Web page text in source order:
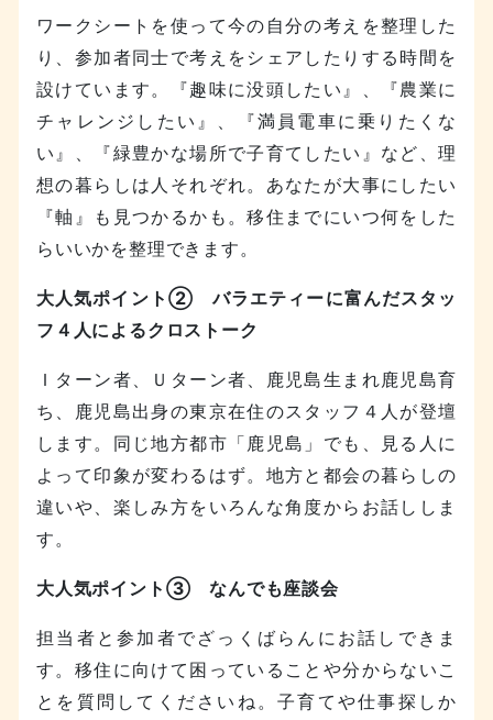
ワークシートを使って今の自分の考えを整理した
り、参加者同士で考えをシェアしたりする時間を
設けています。『趣味に没頭したい』、『農業に
チャレンジしたい』、『満員電車に乗りたくな
い』、『緑豊かな場所で子育てしたい』など、理
想の暮らしは人それぞれ。あなたが大事にしたい
『軸』も見つかるかも。移住までにいつ何をした
らいいかを整理できます。
大人気ポイント② バラエティーに富んだスタッ
フ４人によるクロストーク
Ｉターン者、Ｕターン者、鹿児島生まれ鹿児島育
ち、鹿児島出身の東京在住のスタッフ４人が登壇
します。同じ地方都市「鹿児島」でも、見る人に
よって印象が変わるはず。地方と都会の暮らしの
違いや、楽しみ方をいろんな角度からお話ししま
す。
大人気ポイント③ なんでも座談会
担当者と参加者でざっくばらんにお話しできま
す。移住に向けて困っていることや分からないこ
とを質問してくださいね。子育てや仕事探しか